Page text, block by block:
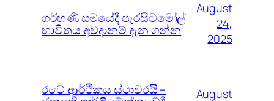
ගර්භණී සමයේදී පැරසිටමෝල්
භාවිතය අවදානම් දැන ගන්න
August
24,
2025
රටේ ආර්ථිකය ස්ථාවරයි –
August